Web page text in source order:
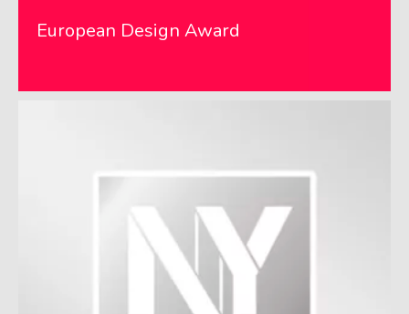
European Design Award